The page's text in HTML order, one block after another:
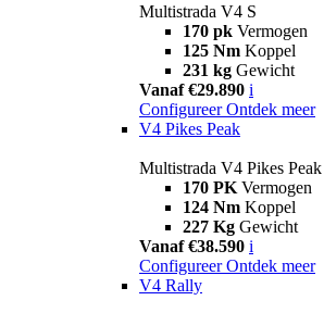
Multistrada V4 S
170 pk Vermogen
125 Nm Koppel
231 kg Gewicht
Vanaf €29.890 i
Configureer Ontdek meer
V4 Pikes Peak
Multistrada V4 Pikes Peak
170 PK Vermogen
124 Nm Koppel
227 Kg Gewicht
Vanaf €38.590 i
Configureer Ontdek meer
V4 Rally